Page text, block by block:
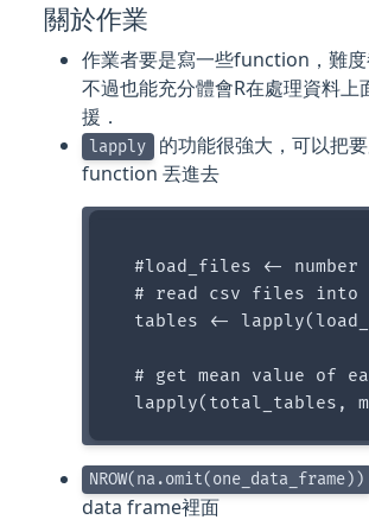
關於作業
作業者要是寫一些function，難度
不過也能充分體會R在處理資料上
援．
lapply 的功能很強大，可以把
function 丟進去
#load_files <- number
# read csv files into
tables <-
# get mean value of
NROW(na.omit(one_data_frame))
data frame裡面